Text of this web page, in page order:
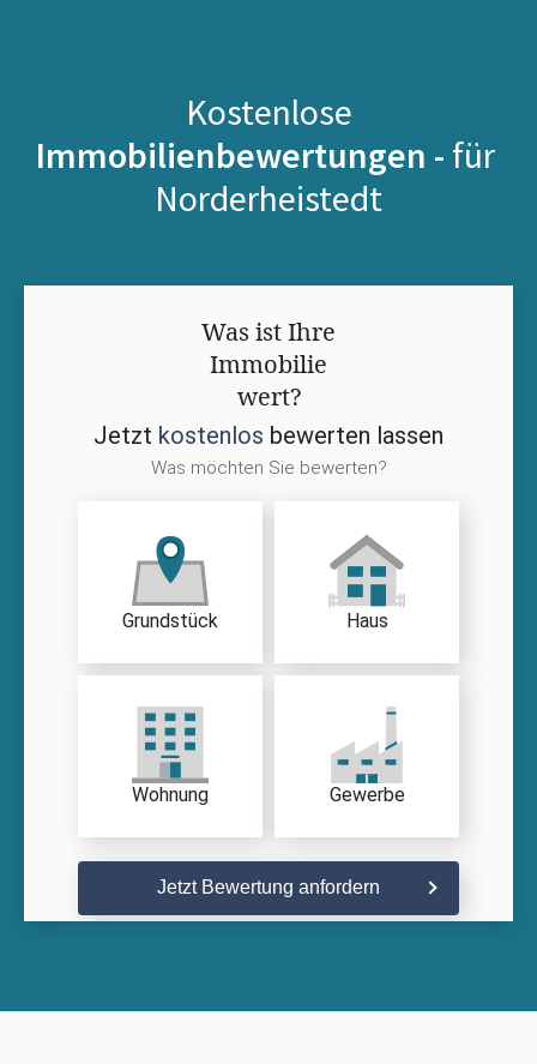
Kostenlose
Immobilienbewertungen - für
Norderheistedt
Was ist Ihre
Immobilie
wert?
Jetzt kostenlos bewerten lassen
Was möchten Sie bewerten?
Grundstück Haus
Wohnung Gewerbe
Jetzt Bewertung anfordern